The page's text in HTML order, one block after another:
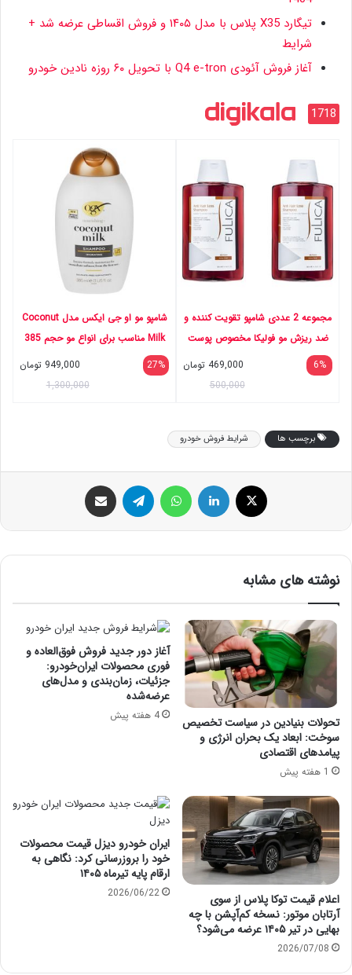
تیگارد X35 پلاس با مدل ۱۴۰۵ و فروش اقساطی عرضه شد +
شرایط
آغاز فروش آئودی Q4 e-tron با تحویل ۶۰ روزه نادین خودرو
1718
مجموعه 2 عددی شامپو تقویت کننده و
ضد ریزش مو فولیکا مخصوص پوست
سر معمولی و سازگار با انواع مو، حجم
6%
469,000 تومان
500,000
شامپو مو او جی ایکس مدل Coconut
Milk مناسب برای انواع مو حجم 385
میلی لیتر
27%
949,000 تومان
1,300,000
برچسب ها شرایط فروش خودرو
ایکس لینکداین تلگرام
نوشته های مشابه
تحولات بنیادین در سیاست تخصیص
سوخت: ابعاد یک بحران انرژی و
پیامدهای اقتصادی
1 هفته پیش
آغاز دور جدید فروش فوق‌العاده و
فوری محصولات ایران‌خودرو:
جزئیات، زمان‌بندی و مدل‌های
عرضه‌شده
4 هفته پیش
اعلام قیمت توکا پلاس از سوی
آرتابان موتور: نسخه کم‌آپشن با چه
بهایی در تیر ۱۴۰۵ عرضه می‌شود؟
2026/07/08
ایران خودرو دیزل قیمت محصولات
خود را بروزرسانی کرد: نگاهی به
ارقام پایه تیرماه ۱۴۰۵
2026/06/22